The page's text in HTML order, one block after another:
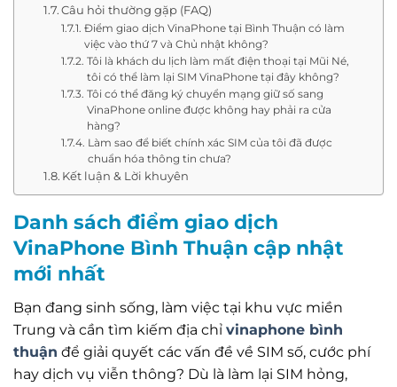
Câu hỏi thường gặp (FAQ)
Điểm giao dịch VinaPhone tại Bình Thuận có làm
việc vào thứ 7 và Chủ nhật không?
Tôi là khách du lịch làm mất điện thoại tại Mũi Né,
tôi có thể làm lại SIM VinaPhone tại đây không?
Tôi có thể đăng ký chuyển mạng giữ số sang
VinaPhone online được không hay phải ra cửa
hàng?
Làm sao để biết chính xác SIM của tôi đã được
chuẩn hóa thông tin chưa?
Kết luận & Lời khuyên
Danh sách điểm giao dịch
VinaPhone Bình Thuận cập nhật
mới nhất
Bạn đang sinh sống, làm việc tại khu vực miền
Trung và cần tìm kiếm địa chỉ vinaphone bình
thuận để giải quyết các vấn đề về SIM số, cước phí
hay dịch vụ viễn thông? Dù là làm lại SIM hỏng,